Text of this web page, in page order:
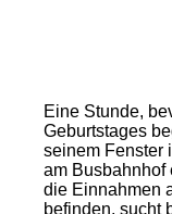
Eine Stunde,
Geburtstages
seinem Fenster
am Busbahnhof
die Einnahmen
befinden, sucht